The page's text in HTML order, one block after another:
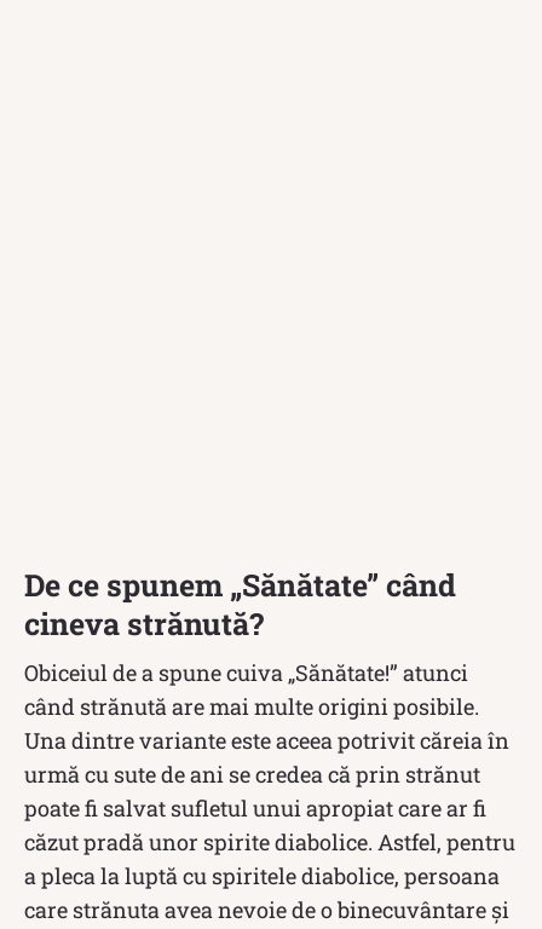
De ce spunem „Sănătate” când
cineva strănută?
Obiceiul de a spune cuiva „Sănătate!” atunci
când strănută are mai multe origini posibile.
Una dintre variante este aceea potrivit căreia în
urmă cu sute de ani se credea că prin strănut
poate fi salvat sufletul unui apropiat care ar fi
căzut pradă unor spirite diabolice. Astfel, pentru
a pleca la luptă cu spiritele diabolice, persoana
care strănuta avea nevoie de o binecuvântare și